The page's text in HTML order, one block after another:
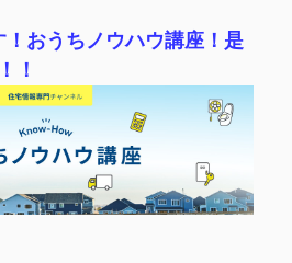
！おうちノウハウ講座！是
！